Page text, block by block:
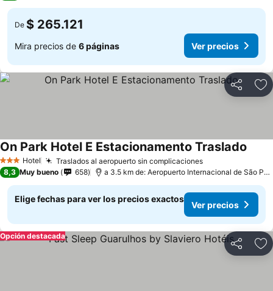
De $ 265.121
Mira precios de 6 páginas Ver precios
Compartir
3 Estrellas
Hotel Traslados al aeropuerto sin complicaciones
On Park Hotel E Estacionamento Traslado
8,3 Muy bueno 658 a 3.5 km de: Aeropuerto Internacional de São Paulo-Guarulhos
Elige fechas para ver los precios exactos
Ver precios
Compartir
Opción destacada